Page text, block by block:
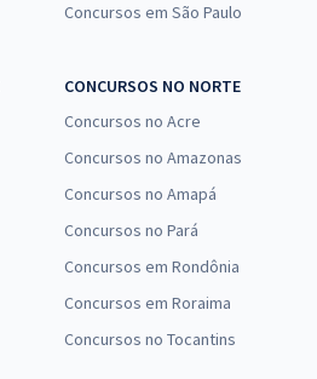
Concursos em São Paulo
CONCURSOS NO NORTE
Concursos no Acre
Concursos no Amazonas
Concursos no Amapá
Concursos no Pará
Concursos em Rondônia
Concursos em Roraima
Concursos no Tocantins